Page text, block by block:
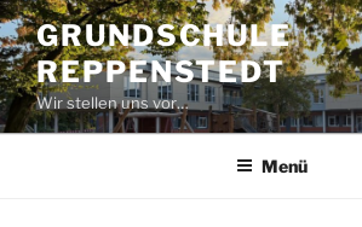
Zum
Inhalt
springen
GRUNDSCHULE
REPPENSTEDT
Wir stellen uns vor…
Menü